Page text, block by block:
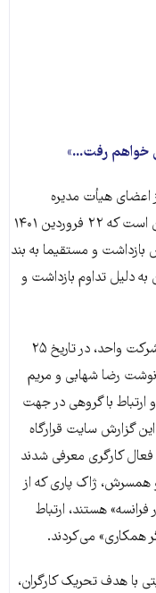
خواهم رفت...
اعضای هیأت مدیره
سندیکای کارگران شرکت واحد اتوبوسرانی تهران است که ۲۲ فروردین ۱۴۰۱
و مستقیما به بند
به دلیل تداوم بازداشت و
سه روز بعد بازداشت این فعال صنفی کارگران شرکت واحد، در تاریخ ۲۵
خبری نوشت رضا شهابی و مریم
ارتباط با گروهی در جهت
گزارش سایت قرارگاه
فعال کارگری معرفی شدند
همسرش، ژاک پاری که از
هستند، ارتباط
همکاری» می‌کردند.
با هدف تحریک کارگران،